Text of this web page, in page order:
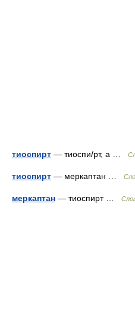
тиоспирт — тиоспи/рт, а …
тиоспирт — меркаптан …
меркаптан — тиоспирт …